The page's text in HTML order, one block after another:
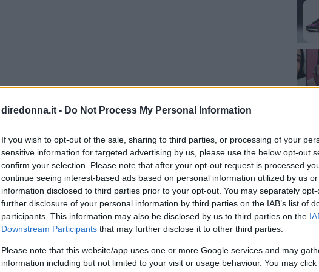
diredonna.it - Do Not Process My Personal Information
If you wish to opt-out of the sale, sharing to third parties, or processing of your
sensitive information for targeted advertising by us, please use the below opt-out
confirm your selection. Please note that after your opt-out request is processed
continue seeing interest-based ads based on personal information utilized by us
information disclosed to third parties prior to your opt-out. You may separately
further disclosure of your personal information by third parties on the IAB’s list of
participants. This information may also be disclosed by us to third parties on the
Downstream Participants that may further disclose it to other third parties.
Please note that this website/app uses one or more Google services and may
information including but not limited to your visit or usage behaviour. You may
Visualizza questo post su Instagram